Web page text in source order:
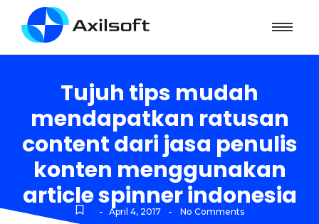
Tujuh tips mudah
mendapatkan ratusan
content dari jasa penulis
konten menggunakan
article spinner indonesia
- April 4, 2017 - No Comments